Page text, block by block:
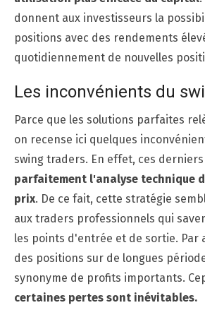
donnent aux investisseurs la
positions avec des rendements
quotidiennement de nouvelles
Les inconvénients du
Parce que les solutions parfaites
on recense ici quelques
swing traders. En effet, ces
parfaitement l'analyse technique
prix. De ce fait, cette stratégie
aux traders professionnels qui
les points d'entrée et de sortie. Par
des positions sur de longues
synonyme de profits importants.
certaines pertes sont inévitables.